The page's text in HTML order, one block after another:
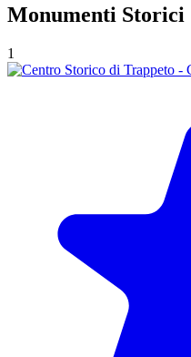
Monumenti Storici
1